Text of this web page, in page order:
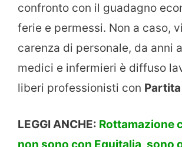
confronto con il guadagno
ferie e permessi. Non a caso,
carenza di personale, da anni
medici e infermieri è diffuso
liberi professionisti con Partita
LEGGI ANCHE: Rottamazione